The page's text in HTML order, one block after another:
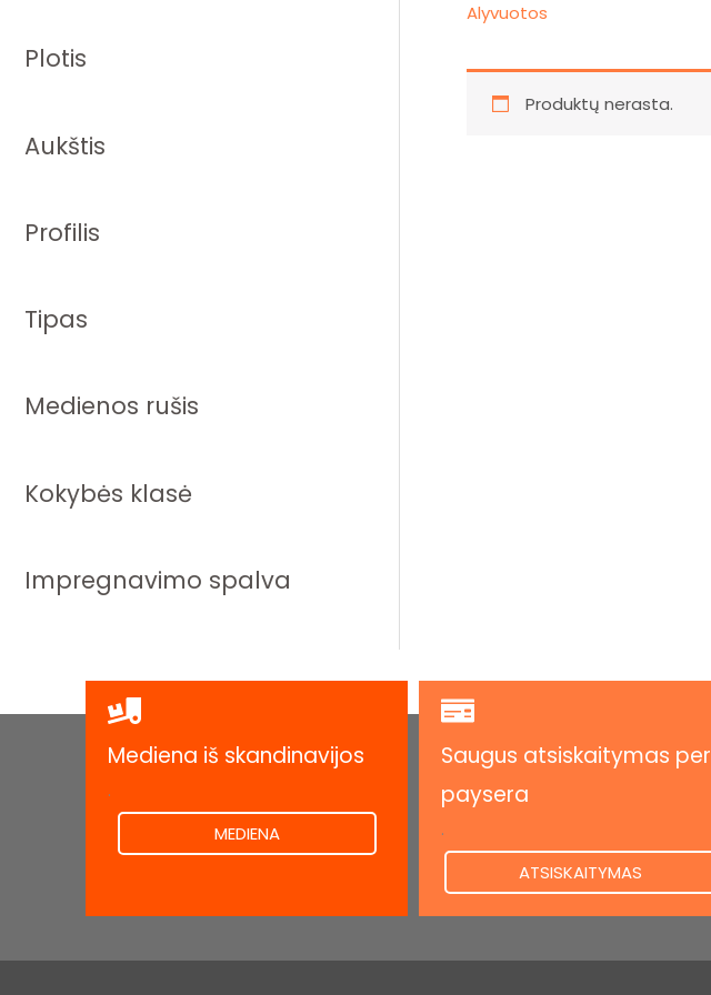
Plotis
Aukštis
Profilis
Tipas
Medienos rušis
Kokybės klasė
Impregnavimo spalva
Alyvuotos
Produktų nerasta.
Mediena iš skandinavijos
.
MEDIENA
Saugus atsiskaitymas per
paysera
.
ATSISKAITYMAS